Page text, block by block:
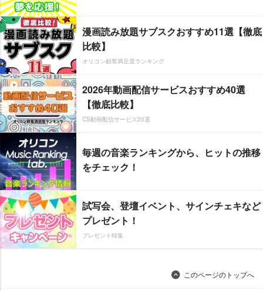
漫画読み放題サブスクおすすめ11選【徹底
比較】
オリコン顧客満足度ランキング
2026年動画配信サービスおすすめ40選
【徹底比較】
CS動画配信サービス20選
毎週の音楽ランキングから、ヒットの推移
をチェック！
試写会、登壇イベント、サインチェキなど
プレゼント！
プレゼント特集
このページのトップへ